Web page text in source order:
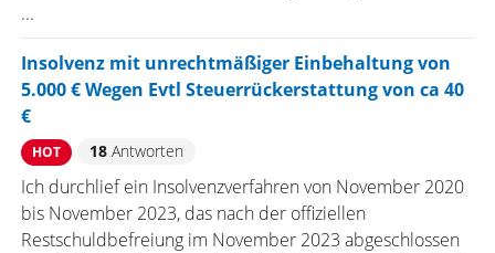
...
Insolvenz mit unrechtmäßiger Einbehaltung von
5.000 € Wegen Evtl Steuerrückerstattung von ca 40
€
HOT 18Antworten
Ich durchlief ein Insolvenzverfahren von November 2020
bis November 2023, das nach der offiziellen
Restschuldbefreiung im November 2023 abgeschlossen